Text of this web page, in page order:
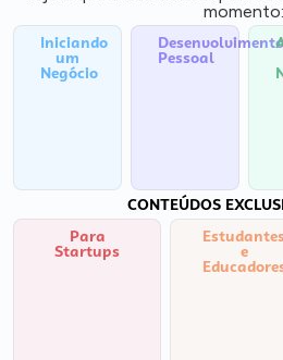
momento:
Iniciando
um
Negócio
Desenvolvimento
Pessoal
CONTEÚDOS
Para
Startups
Estudantes
e